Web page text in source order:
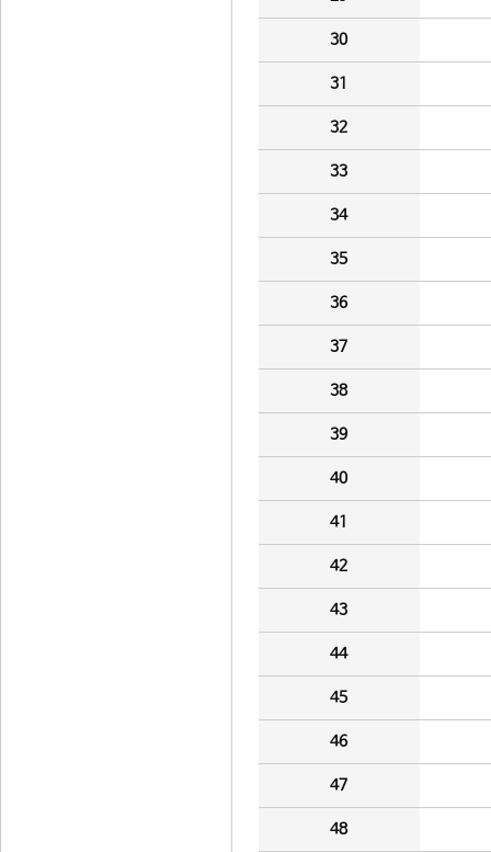
30
31
32
33
34
35
36
37
38
39
40
41
42
43
44
45
46
47
48